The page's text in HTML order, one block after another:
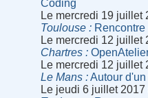
Coding
Le mercredi 19 juillet
Toulouse
Rencontre
Le mercredi 12 juillet
Chartres
Le mercredi 12 juillet
Le Mans
Autour
Le jeudi 6 juillet